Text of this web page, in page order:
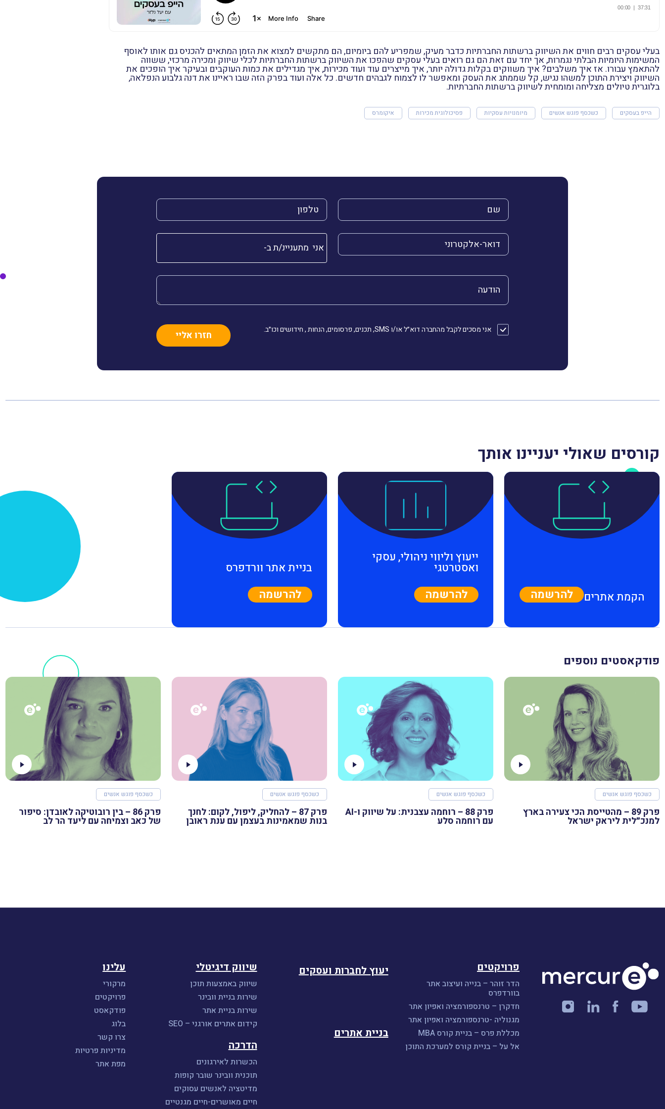
בעלי עסקים רבים חווים את השיווק ברשתות החברתיות כדבר מעיק, שמפריע להם ביומיום, הם מתקשים למצוא את הזמן המתאים להכניס גם אותו לאוסף
המשימות היומיות הבלתי נגמרות, אך יחד עם זאת הם גם רואים בעלי עסקים שהפכו את השיווק ברשתות החברתיות לכלי שיווק ומכירה מרכזי, ששווה
להתאמץ עבורו. אז איך משלבים? איך משווקים בקלות גדולה יותר, איך מייצרים עוד ועוד מכירות, איך מגדילים את כמות העוקבים ובעיקר איך הופכים את
השיווק ויצירת התוכן למשהו נגיש, קל שממתג את העסק ומאפשר לו לצמוח לגבהים חדשים. כל אלה ועוד בפרק הזה שבו ראיינו את דנה גלבוע הנפלאה,
בלוגרית טיולים מצליחה ומומחית לשיווק ברשתות החברתיות.
הייפ בעסקים כשכסף פוגש אנשים מיומנויות עסקיות פסיכולוגית מכירות איקומרס
השם שלך (חובה) הטלפון שלך (חובה)
הדואר האלקטרוני שלך (חובה)
הודעה
אני מסכים לקבל מהחברה דוא״ל או/ו SMS, תכנים, פרסומים, הנחות , חידושים וכו״ב.
קורסים שאולי יעניינו אותך
הקמת אתרים להרשמה
ייעוץ וליווי ניהולי, עסקי
ואסטרטגי
להרשמה
בניית אתר וורדפרס
להרשמה
פודקאסטים נוספים
כשכסף פוגש אנשים
פרק 89 – מהטייסת הכי צעירה בארץ
למנכ״לית ליראק ישראל
כשכסף פוגש אנשים
פרק 88 – רוחמה עצבנית: על שיווק ו-AI
עם רוחמה סלע
כשכסף פוגש אנשים
פרק 87 – להחליק, ליפול, לקום: לחנך
בנות שמאמינות בעצמן עם ענת ראובן
כשכסף פוגש אנשים
פרק 86 – בין רובוטיקה לאובדן: סיפור
של כאב וצמיחה עם ליעד הר לב
פרויקטים
הדר זוהר – בנייה ועיצוב אתר
בוורדפרס
חדקרן – טרנספורמציה ואפיון אתר
מגנוליה -טרנספורמציה ואפיון אתר
מכללת פרס – בניית קורס MBA
אל על – בניית קורס למערכת התוכן
יעוץ לחברות ועסקים
בניית אתרים
שיווק דיגיטלי
שיווק באמצעות תוכן
שירות בניית וובינר
שירות בניית אתר
קידום אתרים אורגני – SEO
הדרכה
הכשרות לאירגונים
תוכנית וובינר שובר קופות
מדיטציה לאנשים עסוקים
חיים מאושרים-חיים מגנטיים
עלינו
מרקורי
פרויקטים
פודקאסט
בלוג
צרו קשר
מדיניות פרטיות
מפת אתר